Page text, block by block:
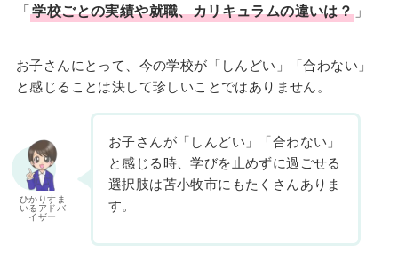
「学校ごとの実績や就職、カリキュラムの違いは？ 」
お子さんにとって、今の学校が「しんどい」「合わない」
と感じることは決して珍しいことではありません。
ひかりすま
いるアドバ
イザー
お子さんが「しんどい」「合わない」
と感じる時、学びを止めずに過ごせる
選択肢は苫小牧市にもたくさんありま
す。